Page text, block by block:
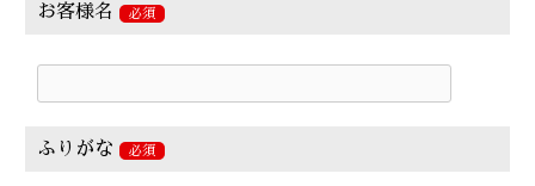
お客様名 必須
ふりがな 必須